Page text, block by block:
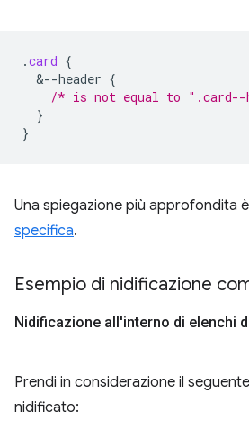
.card {
&--header {
/* is not equal to ".card--
}
}
Una spiegazione più approfondita
specifica.
Esempio di nidificazione
Nidificazione all'interno di elenchi
Prendi in considerazione il
nidificato: